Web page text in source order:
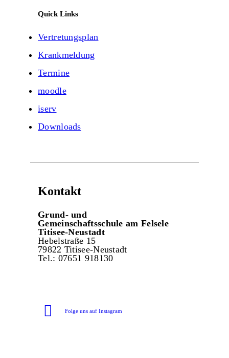
Quick Links
Vertretungsplan
Krankmeldung
Termine
moodle
iserv
Downloads
Kontakt
Grund- und
Gemeinschaftsschule am Felsele
Titisee-Neustadt
Hebelstraße 15
79822 Titisee-Neustadt
Tel.: 07651 918130
Folge uns auf Instagram